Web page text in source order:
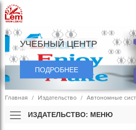
УЧЕБНЫЙ ЦЕНТР
ПОДРОБНЕЕ
Главная Издательство Автономные
ИЗДАТЕЛЬСТВО: МЕНЮ